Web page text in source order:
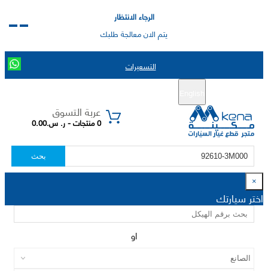
الرجاء الانتظار
يتم الان معالجة طلبك
التسعيرات
عربة التسوق
0 منتجات - ر. س.0.00
بحث
×
اختر سيارتك
او